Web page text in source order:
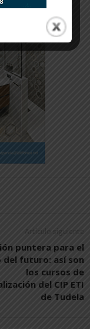
Artículo siguiente
puntera para el
del futuro: así son
los cursos de
del CIP ETI
de Tudela